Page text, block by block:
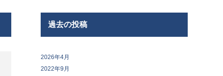
過去の投稿
2026年4月
2022年9月